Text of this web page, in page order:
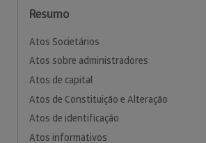
Resumo
Atos Societários
Atos sobre administradores
Atos de capital
Atos de Constituição e Alteração
Atos de identificação
Atos informativos